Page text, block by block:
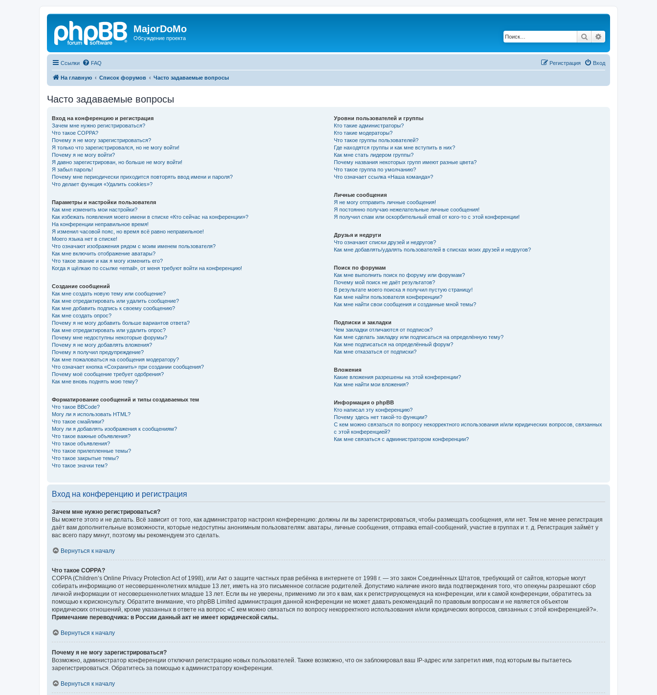
MajorDoMo
Обсуждение проекта Поиск
Ссылки FAQ Вход
Регистрация
На главную Список форумов Часто задаваемые вопросы
Часто задаваемые вопросы
Вход на конференцию и регистрация
Зачем мне нужно регистрироваться?
Что такое COPPA?
Почему я не могу зарегистрироваться?
Я только что зарегистрировался, но не могу войти!
Почему я не могу войти?
Я давно зарегистрирован, но больше не могу войти!
Я забыл пароль!
Почему мне периодически приходится повторять ввод имени и пароля?
Что делает функция «Удалить cookies»?
Параметры и настройки пользователя
Как мне изменить мои настройки?
Как избежать появления моего имени в списке «Кто сейчас на конференции»?
На конференции неправильное время!
Я изменил часовой пояс, но время всё равно неправильное!
Моего языка нет в списке!
Что означают изображения рядом с моим именем пользователя?
Как мне включить отображение аватары?
Что такое звание и как я могу изменить его?
Когда я щёлкаю по ссылке «email», от меня требуют войти на конференцию!
Создание сообщений
Как мне создать новую тему или сообщение?
Как мне отредактировать или удалить сообщение?
Как мне добавить подпись к своему сообщению?
Как мне создать опрос?
Почему я не могу добавить больше вариантов ответа?
Как мне отредактировать или удалить опрос?
Почему мне недоступны некоторые форумы?
Почему я не могу добавлять вложения?
Почему я получил предупреждение?
Как мне пожаловаться на сообщения модератору?
Что означает кнопка «Сохранить» при создании сообщения?
Почему моё сообщение требует одобрения?
Как мне вновь поднять мою тему?
Форматирование сообщений и типы создаваемых тем
Что такое BBCode?
Могу ли я использовать HTML?
Что такое смайлики?
Могу ли я добавлять изображения к сообщениям?
Что такое важные объявления?
Что такое объявления?
Что такое прилепленные темы?
Что такое закрытые темы?
Что такое значки тем?
Уровни пользователей и группы
Кто такие администраторы?
Кто такие модераторы?
Что такое группы пользователей?
Где находятся группы и как мне вступить в них?
Как мне стать лидером группы?
Почему названия некоторых групп имеют разные цвета?
Что такое группа по умолчанию?
Что означает ссылка «Наша команда»?
Личные сообщения
Я не могу отправить личные сообщения!
Я постоянно получаю нежелательные личные сообщения!
Я получил спам или оскорбительный email от кого-то с этой конференции!
Друзья и недруги
Что означают списки друзей и недругов?
Как мне добавлять/удалять пользователей в списках моих друзей и недругов?
Поиск по форумам
Как мне выполнить поиск по форуму или форумам?
Почему мой поиск не даёт результатов?
В результате моего поиска я получил пустую страницу!
Как мне найти пользователя конференции?
Как мне найти свои сообщения и созданные мной темы?
Подписки и закладки
Чем закладки отличаются от подписок?
Как мне сделать закладку или подписаться на определённую тему?
Как мне подписаться на определённый форум?
Как мне отказаться от подписки?
Вложения
Какие вложения разрешены на этой конференции?
Как мне найти мои вложения?
Информация о phpBB
Кто написал эту конференцию?
Почему здесь нет такой-то функции?
С кем можно связаться по вопросу некорректного использования и/или юридических вопросов, связанных
с этой конференцией?
Как мне связаться с администратором конференции?
Вход на конференцию и регистрация
Зачем мне нужно регистрироваться?
Вы можете этого и не делать. Всё зависит от того, как администратор настроил конференцию: должны ли вы зарегистрироваться, чтобы размещать сообщения, или нет. Тем не менее регистрация
даёт вам дополнительные возможности, которые недоступны анонимным пользователям: аватары, личные сообщения, отправка email-сообщений, участие в группах и т. д. Регистрация займёт у
вас всего пару минут, поэтому мы рекомендуем это сделать.
Вернуться к началу
Что такое COPPA?
COPPA (Children’s Online Privacy Protection Act of 1998), или Акт о защите частных прав ребёнка в интернете от 1998 г. — это закон Соединённых Штатов, требующий от сайтов, которые могут
собирать информацию от несовершеннолетних младше 13 лет, иметь на это письменное согласие родителей. Допустимо наличие иного вида подтверждения того, что опекуны разрешают сбор
личной информации от несовершеннолетних младше 13 лет. Если вы не уверены, применимо ли это к вам, как к регистрирующемуся на конференции, или к самой конференции, обратитесь за
помощью к юрисконсульту. Обратите внимание, что phpBB Limited администрация данной конференции не может давать рекомендаций по правовым вопросам и не является объектом
юридических отношений, кроме указанных в ответе на вопрос «С кем можно связаться по вопросу некорректного использования и/или юридических вопросов, связанных с этой конференцией?».
Примечание переводчика: в России данный акт не имеет юридической силы.
Вернуться к началу
Почему я не могу зарегистрироваться?
Возможно, администратор конференции отключил регистрацию новых пользователей. Также возможно, что он заблокировал ваш IP-адрес или запретил имя, под которым вы пытаетесь
зарегистрироваться. Обратитесь за помощью к администратору конференции.
Вернуться к началу